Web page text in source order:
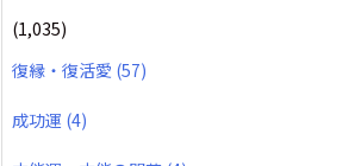
(1,035)
復縁・復活愛 (57)
成功運 (4)